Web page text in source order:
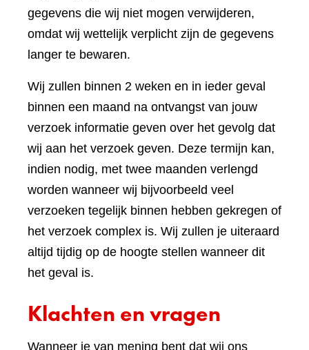
gegevens die wij niet mogen verwijderen,
omdat wij wettelijk verplicht zijn de gegevens
langer te bewaren.
Wij zullen binnen 2 weken en in ieder geval
binnen een maand na ontvangst van jouw
verzoek informatie geven over het gevolg dat
wij aan het verzoek geven. Deze termijn kan,
indien nodig, met twee maanden verlengd
worden wanneer wij bijvoorbeeld veel
verzoeken tegelijk binnen hebben gekregen of
het verzoek complex is. Wij zullen je uiteraard
altijd tijdig op de hoogte stellen wanneer dit
het geval is.
Klachten en vragen
Wanneer je van mening bent dat wij ons